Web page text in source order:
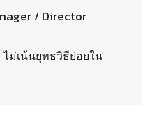
/ Director
ไม่เน้นยุทธวิธีย่อยใน